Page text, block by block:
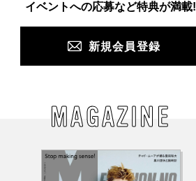
イベントへの応募など特典が満載!
新規会員登録
MAGAZINE